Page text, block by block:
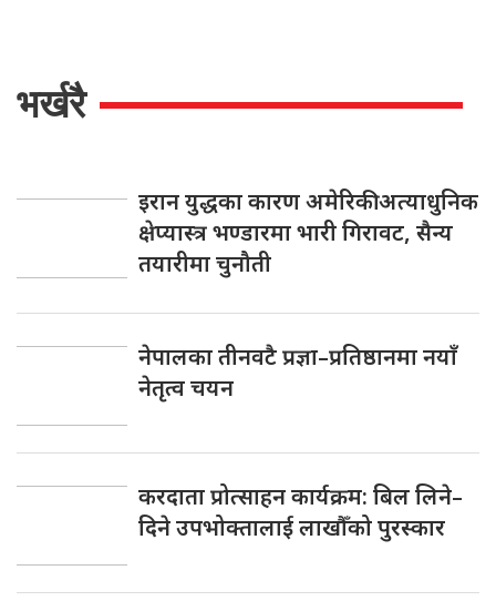
भर्खरै
इरान युद्धका कारण अमेरिकी अत्याधुनिक
क्षेप्यास्त्र भण्डारमा भारी गिरावट, सैन्य
तयारीमा चुनौती
नेपालका तीनवटै प्रज्ञा–प्रतिष्ठानमा नयाँ
नेतृत्व चयन
करदाता प्रोत्साहन कार्यक्रम: बिल लिने–
दिने उपभोक्तालाई लाखौँको पुरस्कार